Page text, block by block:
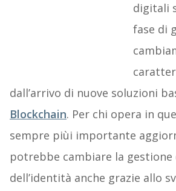
digitali
fase di
dall’arrivo di nuove soluzioni
Blockchain. Per chi opera in
sempre piùi importante
potrebbe cambiare la gestione
dell’identità anche grazie allo